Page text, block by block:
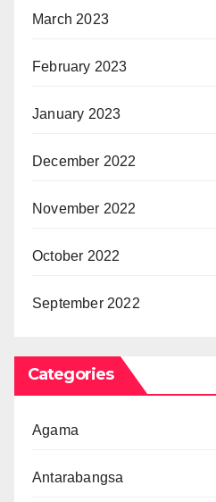
March 2023
February 2023
January 2023
December 2022
November 2022
October 2022
September 2022
Categories
Agama
Antarabangsa